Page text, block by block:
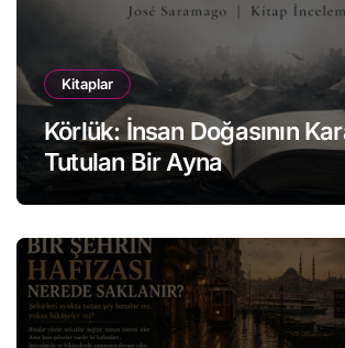
Kitaplar
Körlük: İnsan Doğasının
Tutulan Bir Ayna